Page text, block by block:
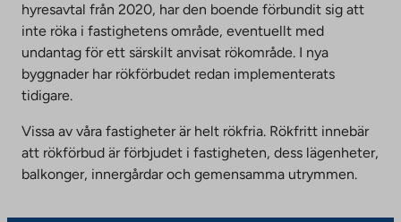
hyresavtal från 2020, har den boende förbundit sig att
inte röka i fastighetens område, eventuellt med
undantag för ett särskilt anvisat rökområde. I nya
byggnader har rökförbudet redan implementerats
tidigare.
Vissa av våra fastigheter är helt rökfria. Rökfritt innebär
att rökförbud är förbjudet i fastigheten, dess lägenheter,
balkonger, innergårdar och gemensamma utrymmen.